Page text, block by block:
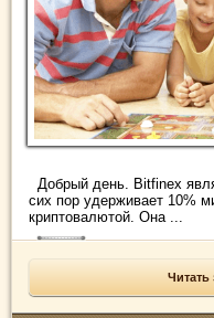
Добрый день. Bitfinex
сих пор удерживает 10%
криптовалютой. Она ...
Читать